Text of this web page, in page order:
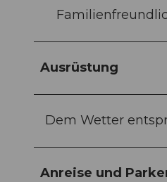
Ausrüstung
Dem Wetter
Anreise und